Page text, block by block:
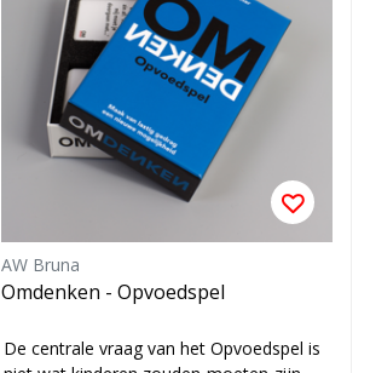
AW Bruna
Omdenken - Opvoedspel
De centrale vraag van het Opvoedspel is